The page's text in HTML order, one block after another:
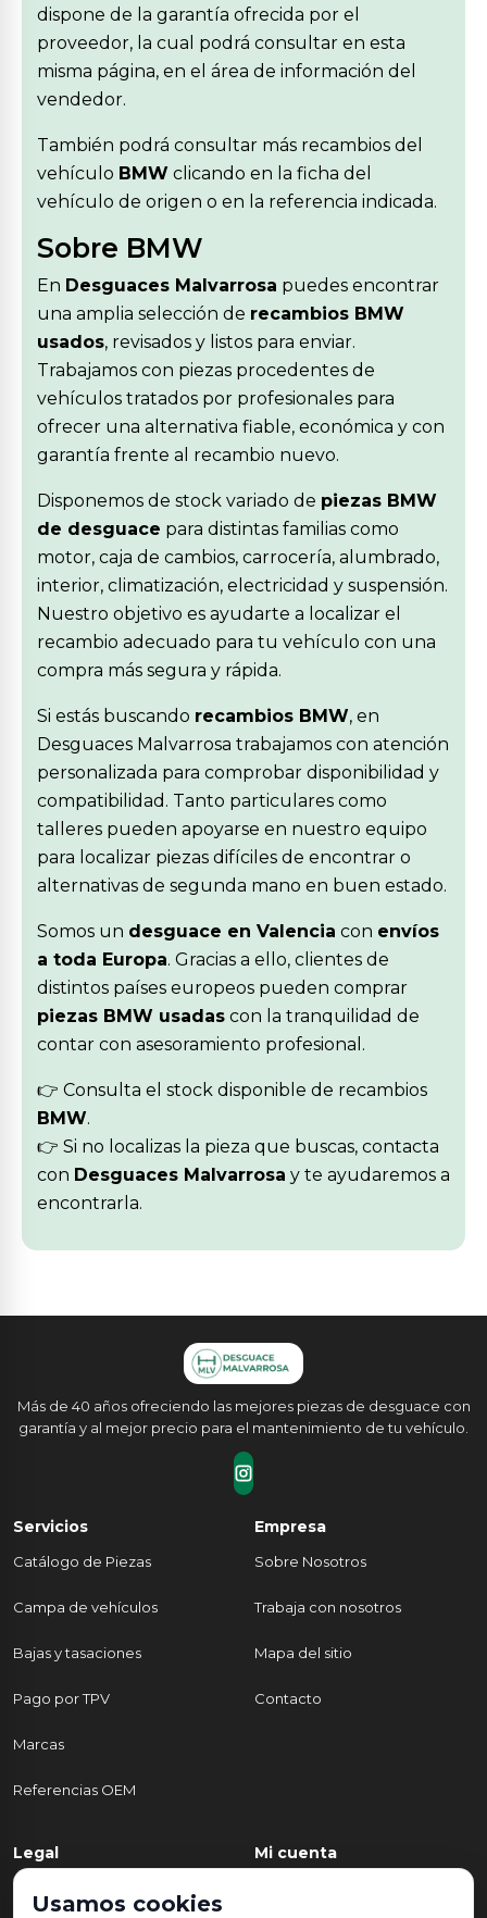
dispone de la garantía ofrecida por el
proveedor, la cual podrá consultar en esta
misma página, en el área de información del
vendedor.
También podrá consultar más recambios del
vehículo BMW clicando en la ficha del
vehículo de origen o en la referencia indicada.
Sobre BMW
En Desguaces Malvarrosa puedes encontrar
una amplia selección de recambios BMW
usados, revisados y listos para enviar.
Trabajamos con piezas procedentes de
vehículos tratados por profesionales para
ofrecer una alternativa fiable, económica y con
garantía frente al recambio nuevo.
Disponemos de stock variado de piezas BMW
de desguace para distintas familias como
motor, caja de cambios, carrocería, alumbrado,
interior, climatización, electricidad y suspensión.
Nuestro objetivo es ayudarte a localizar el
recambio adecuado para tu vehículo con una
compra más segura y rápida.
Si estás buscando recambios BMW, en
Desguaces Malvarrosa trabajamos con atención
personalizada para comprobar disponibilidad y
compatibilidad. Tanto particulares como
talleres pueden apoyarse en nuestro equipo
para localizar piezas difíciles de encontrar o
alternativas de segunda mano en buen estado.
Somos un desguace en Valencia con envíos
a toda Europa. Gracias a ello, clientes de
distintos países europeos pueden comprar
piezas BMW usadas con la tranquilidad de
contar con asesoramiento profesional.
👉 Consulta el stock disponible de recambios
BMW.
👉 Si no localizas la pieza que buscas, contacta
con Desguaces Malvarrosa y te ayudaremos a
encontrarla.
Más de 40 años ofreciendo las mejores piezas de desguace con
garantía y al mejor precio para el mantenimiento de tu vehículo.
Servicios
Catálogo de Piezas
Campa de vehículos
Bajas y tasaciones
Pago por TPV
Marcas
Referencias OEM
Empresa
Sobre Nosotros
Trabaja con nosotros
Mapa del sitio
Contacto
Legal
Política de Privacidad
Mi cuenta
Usamos cookies